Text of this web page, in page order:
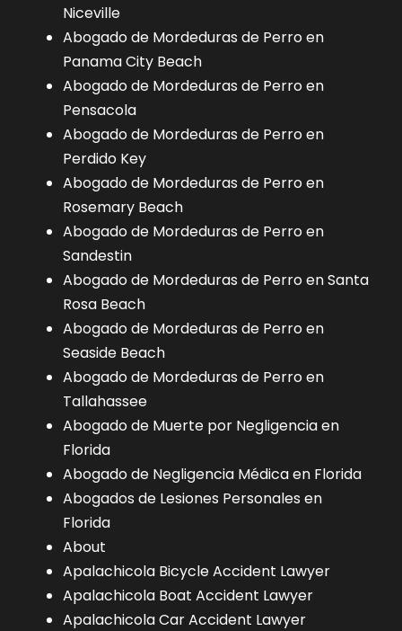
Niceville
Abogado de Mordeduras de Perro en
Panama City Beach
Abogado de Mordeduras de Perro en
Pensacola
Abogado de Mordeduras de Perro en
Perdido Key
Abogado de Mordeduras de Perro en
Rosemary Beach
Abogado de Mordeduras de Perro en
Sandestin
Abogado de Mordeduras de Perro en Santa
Rosa Beach
Abogado de Mordeduras de Perro en
Seaside Beach
Abogado de Mordeduras de Perro en
Tallahassee
Abogado de Muerte por Negligencia en
Florida
Abogado de Negligencia Médica en Florida
Abogados de Lesiones Personales en
Florida
About
Apalachicola Bicycle Accident Lawyer
Apalachicola Boat Accident Lawyer
Apalachicola Car Accident Lawyer